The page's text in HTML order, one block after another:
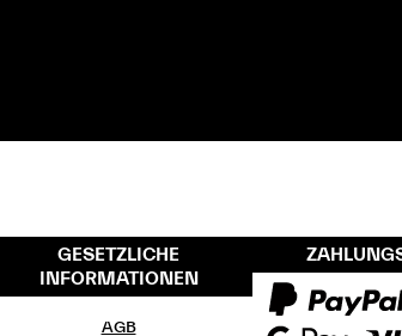
GESETZLICHE
INFORMATIONEN
AGB